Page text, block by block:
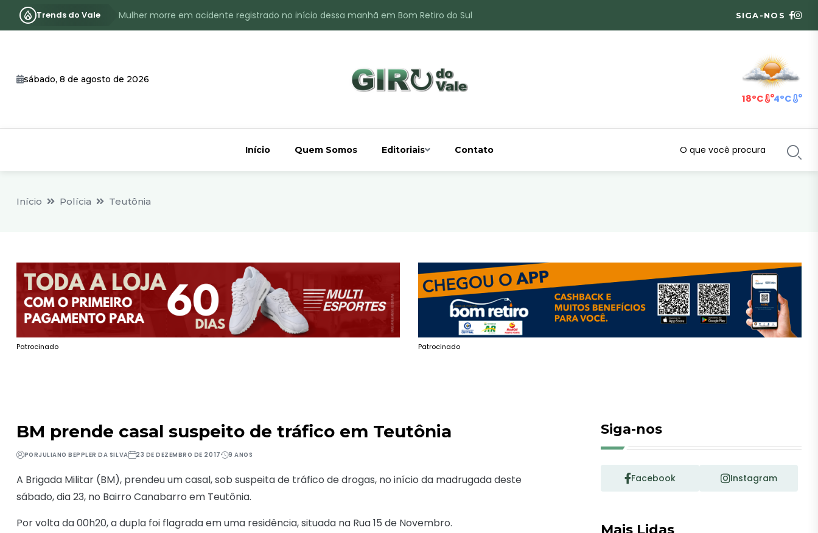
Trends do Vale
Mulher morre em acidente registrado no início dessa manhã em Bom Retiro do Sul
Identificado o jovem assassinado no interior de Bom Retiro do Sul
SIGA-NOS
sábado, 8 de agosto de 2026
18°C 4°C
Início Quem Somos Editoriais Contato
Início Polícia Teutônia
Patrocinado Patrocinado
BM prende casal suspeito de tráfico em Teutônia
PORJULIANO BEPPLER DA SILVA 23 DE DEZEMBRO DE 2017 9 ANOS
A Brigada Militar (BM), prendeu um casal, sob suspeita de tráfico de drogas, no início da madrugada deste
sábado, dia 23, no Bairro Canabarro em Teutônia.
Por volta da 00h20, a dupla foi flagrada em uma residência, situada na Rua 15 de Novembro.
Siga-nos
Facebook Instagram
Mais Lidas